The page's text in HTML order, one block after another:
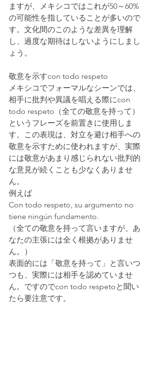
ますが、メキシコではこれが50～60%
の可能性を指していることが多いので
す。文化間のこのような差異を理解
し、過度な期待はしないようにしまし
ょう。
敬意を示すcon todo respeto
メキシコでフォーマルなシーンでは、
相手に批判や異議を唱える際にcon
todo respeto（全ての敬意を持って）
というフレーズを前置きに使用しま
す。この表現は、対立を避け相手への
敬意を示すために使われますが、実際
には敬意があまり感じられない批判的
な意見が続くことも少なくありませ
ん。
例えば
Con todo respeto, su argumento no
tiene ningún fundamento.
（全ての敬意を持って言いますが、あ
なたの主張には全く根拠がありませ
ん。）
表面的には「敬意を持って」と言いつ
つも、実際には相手を認めていませ
ん。ですのでcon todo respetoと聞い
たら要注意です。